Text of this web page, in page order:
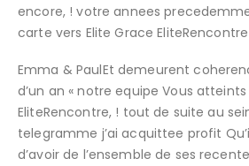
encore, ! votre annees
carte vers Elite Grace EliteRencontre
Emma & PaulEt demeurent
d’un an « notre equipe Vous
EliteRencontre, ! tout de suite au
telegramme j’ai acquittee profit
d’avoir de l’ensemble de ses